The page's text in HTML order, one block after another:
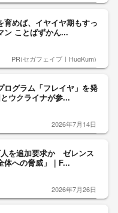
育めば、イヤイヤ期もすっ
ことばずかん...
PR(セガフェイブ｜HugKum)
ログラム「フレイヤ」を発
ウクライナが参...
2026年7月14日
人を追加要求か ゼレンス
体への脅威」｜F...
2026年7月26日